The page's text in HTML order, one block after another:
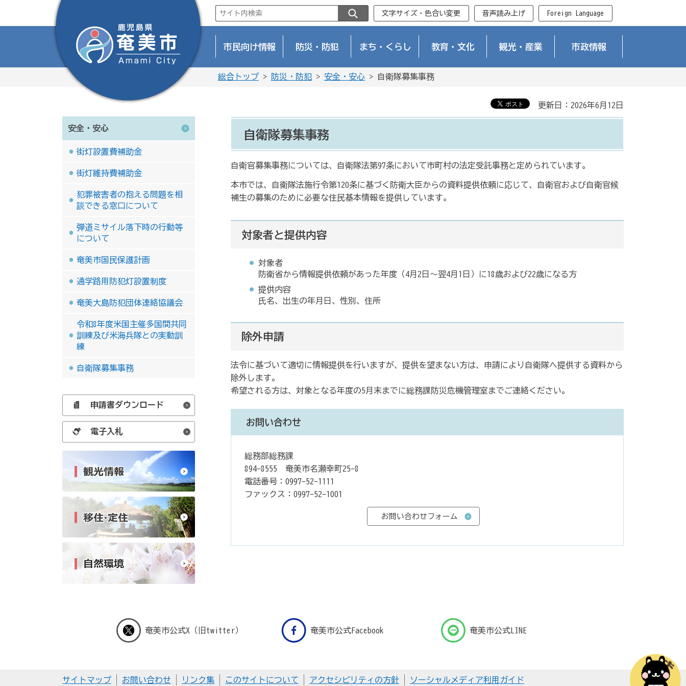
文字サイズ・色合い変更 音声読み上げ Foreign Language
市民向け情報 防災・防犯 まち・くらし 教育・文化 観光・産業 市政情報
総合トップ > 防災・防犯 > 安全・安心 > 自衛隊募集事務
安全・安心
街灯設置費補助金
街灯維持費補助金
犯罪被害者の抱える問題を相
談できる窓口について
弾道ミサイル落下時の行動等
について
奄美市国民保護計画
通学路用防犯灯設置制度
奄美大島防犯団体連絡協議会
令和8年度米国主催多国間共同
訓練及び米海兵隊との実動訓
練
自衛隊募集事務
申請書ダウンロード
電子入札
更新日：2026年6月12日
自衛隊募集事務
自衛官募集事務については、自衛隊法第97条において市町村の法定受託事務と定められています。
本市では、自衛隊法施行令第120条に基づく防衛大臣からの資料提供依頼に応じて、自衛官および自衛官候
補生の募集のために必要な住民基本情報を提供しています。
対象者と提供内容
対象者
防衛省から情報提供依頼があった年度（4月2日～翌4月1日）に18歳および22歳になる方
提供内容
氏名、出生の年月日、性別、住所
除外申請
法令に基づいて適切に情報提供を行いますが、提供を望まない方は、申請により自衛隊へ提供する資料から
除外します。
希望される方は、対象となる年度の5月末までに総務課防災危機管理室までご連絡ください。
お問い合わせ
総務部総務課
894-8555 奄美市名瀬幸町25-8
電話番号：0997-52-1111
ファックス：0997-52-1001
奄美市公式X（旧twitter） 奄美市公式Facebook 奄美市公式LINE
サイトマップ お問い合わせ リンク集 このサイトについて アクセシビリティの方針 ソーシャルメディア利用ガイド